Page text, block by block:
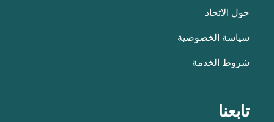
حول الاتحاد
سياسة الخصوصية
شروط الخدمة
تابعنا